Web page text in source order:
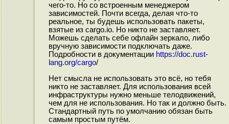
чего-то. Но со встроенным менеджером
зависимостей. Почти всегда, делая что-то
реальное, ты будешь использовать пакеты,
взятые из cargo.io. Но никто не заставляет.
Можешь сделать себе офлайн зеркало, либо
вручную зависимости подключать даже.
Подробности в документации https://doc.rust-
lang.org/cargo/
Нет смысла не использовать это всё, но тебя
никто не заставляет. Для использования всей
инфраструктуры нужно меньше телодвижений,
чем для не использования. Но так и должно быть.
Стандартный путь по умолчанию обязан быть
самым простым путём.